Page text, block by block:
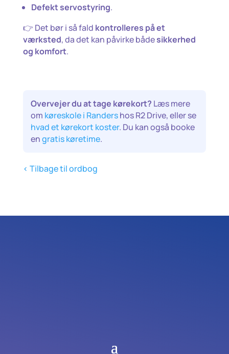
Defekt servostyring.
👉 Det bør i så fald kontrolleres på et
værksted, da det kan påvirke bådesikkerhed
og komfort.
Overvejer du at tage kørekort? Læs mere
om køreskole i Randershos R2 Drive, eller se
hvad et kørekort koster. Du kan også booke
engratis køretime.
< Tilbage til ordbog